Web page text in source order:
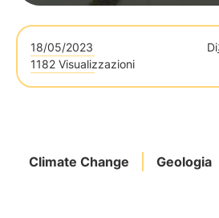
18/05/2023 Di
1182 Visualizzazioni
Climate Change Geologia